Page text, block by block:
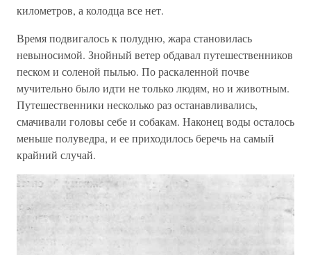
километров, а колодца все нет.
Время подвигалось к полудню, жара становилась
невыносимой. Знойный ветер обдавал путешественников
песком и соленой пылью. По раскаленной почве
мучительно было идти не только людям, но и животным.
Путешественники несколько раз останавливались,
смачивали головы себе и собакам. Наконец воды осталось
меньше полуведра, и ее приходилось беречь на самый
крайний случай.